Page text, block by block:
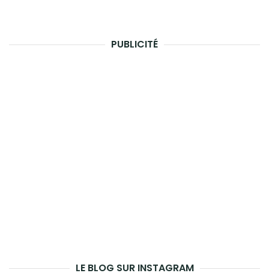
PUBLICITÉ
LE BLOG SUR INSTAGRAM